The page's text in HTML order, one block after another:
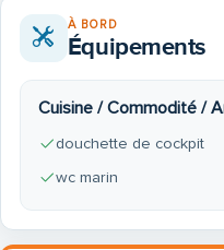
À BORD
Équipements
Cuisine / Commodité /
douchette de cockpit
wc marin